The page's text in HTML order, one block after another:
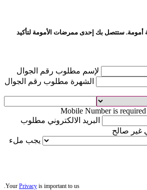
أمومة. ستتصل بك إحدى ممرضات الأمومة لتأكيد
لإسم مطلوب رقم الجوال
الشهرة مطلوب رقم الجوال
Mobile Number is required
البريد الالكتروني مطلوب
غير صالح
يجب ملء
Your Privacy is important to us.